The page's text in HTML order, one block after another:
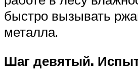
быстро вызывать
металла.
Шаг девятый.